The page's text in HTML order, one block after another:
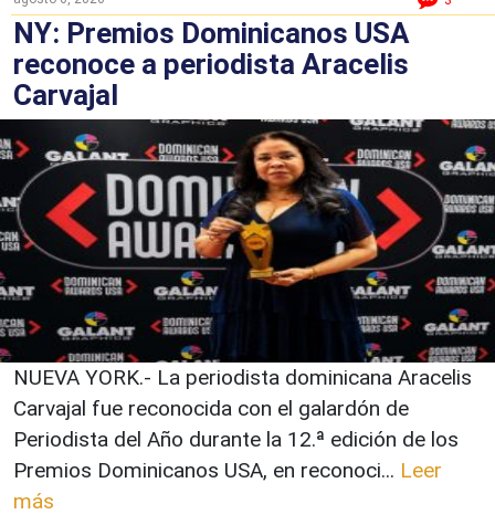
NY: Premios Dominicanos USA
reconoce a periodista Aracelis
Carvajal
NUEVA YORK.- La periodista dominicana Aracelis
Carvajal fue reconocida con el galardón de
Periodista del Año durante la 12.ª edición de los
Premios Dominicanos USA, en reconoci... Leer
más